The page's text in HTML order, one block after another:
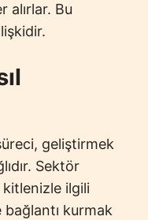
alırlar. Bu
geliştirmek
Sektör
ilgili
kurmak